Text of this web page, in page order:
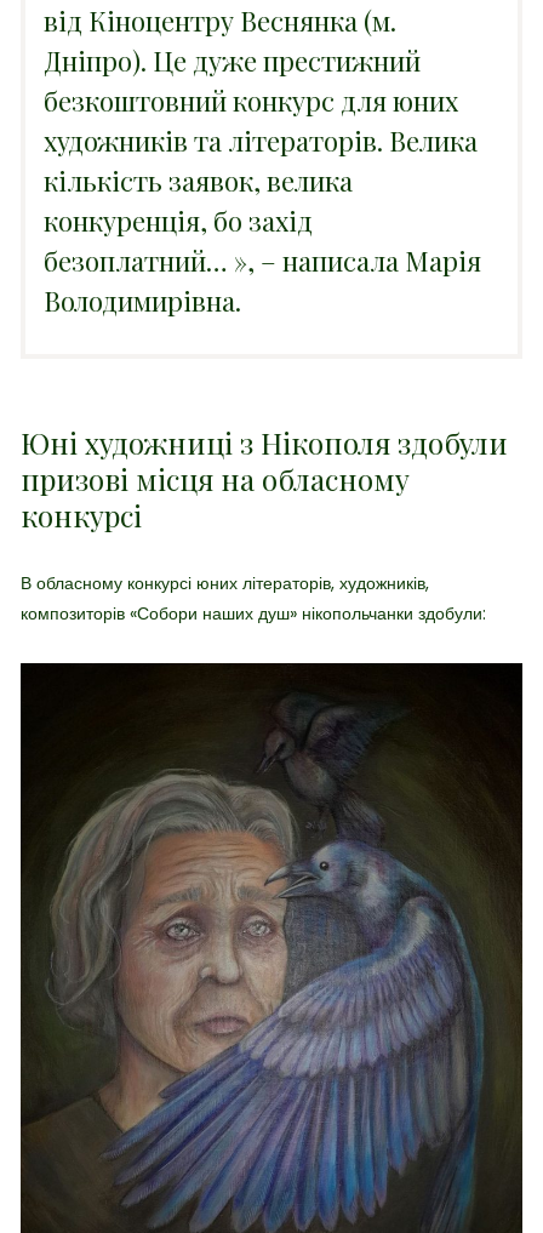
від Кіноцентру Веснянка (м.
Дніпро). Це дуже престижний
безкоштовний конкурс для юних
художників та літераторів. Велика
кількість заявок, велика
конкуренція, бо захід
безоплатний… », – написала Марія
Володимирівна.
Юні художниці з Нікополя здобули
призові місця на обласному
конкурсі
В обласному конкурсі юних літераторів, художників,
композиторів «Собори наших душ» нікопольчанки здобули: